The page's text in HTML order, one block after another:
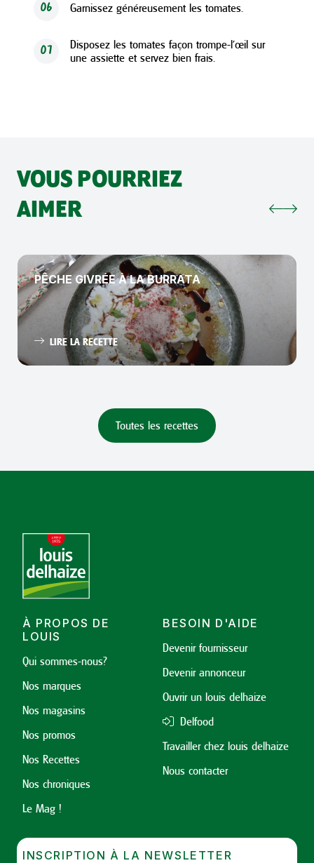
06 Garnissez généreusement les tomates.
07
Disposez les tomates façon trompe-l'œil sur
une assiette et servez bien frais.
VOUS POURRIEZ
AIMER
PÊCHE GIVRÉE À LA BURRATA
LIRE LA RECETTE
Toutes les recettes
À PROPOS DE
LOUIS
Qui sommes-nous?
Nos marques
Nos magasins
Nos promos
Nos Recettes
Nos chroniques
Le Mag !
BESOIN D'AIDE
Devenir fournisseur
Devenir annonceur
Ouvrir un louis delhaize
Delfood
Travailler chez louis delhaize
Nous contacter
INSCRIPTION À LA NEWSLETTER